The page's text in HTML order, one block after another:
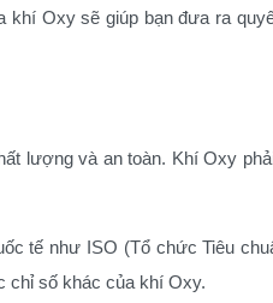
Oxy sẽ giúp bạn đưa ra
lượng và an toàn. Khí Oxy
tế như ISO (Tổ chức Tiêu
chỉ số khác của khí Oxy.